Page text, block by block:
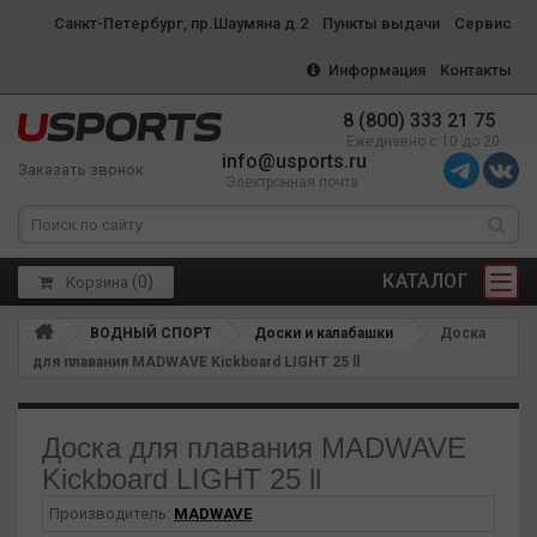
Санкт-Петербург, пр.Шаумяна д.2 Пункты выдачи Сервис
Информация Контакты
8 (800) 333 21 75
Ежедневно с 10 до 20
Заказать звонок info@usports.ru
Электронная почта
КАТАЛОГ
Корзина (0)
ВОДНЫЙ СПОРТ Доски и калабашки
Доска
для плавания MADWAVE Kickboard LIGHT 25 ll
Доска для плавания MADWAVE
Kickboard LIGHT 25 ll
Производитель: MADWAVE